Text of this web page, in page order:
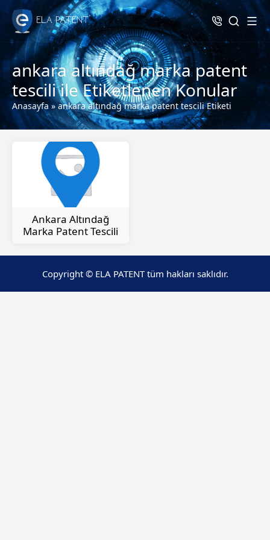
ankara altındağ marka patent
tescili ile Etiketlenen Konular
Anasayfa»ankara altındağ marka patent tescili Etiketi
Ankara Altındağ
Marka Patent Tescili
Copyright © ELA PATENT tüm hakları saklıdır.